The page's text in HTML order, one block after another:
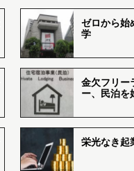
ゼロから始
学
金欠フリー
ー、民泊を
栄光なき起